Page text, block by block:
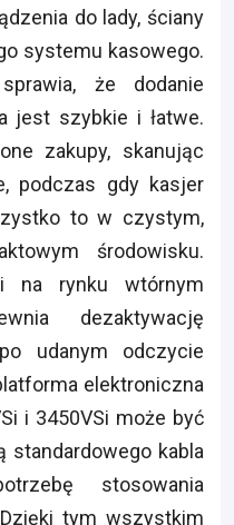
do lady, ściany
systemu kasowego.
że dodanie
jest szybkie i łatwe.
zakupy, skanując
podczas gdy kasjer
to w czystym,
środowisku.
na rynku wtórnym
dezaktywację
udanym odczycie
elektroniczna
i 3450VSi może być
standardowego kabla
stosowania
tym wszystkim